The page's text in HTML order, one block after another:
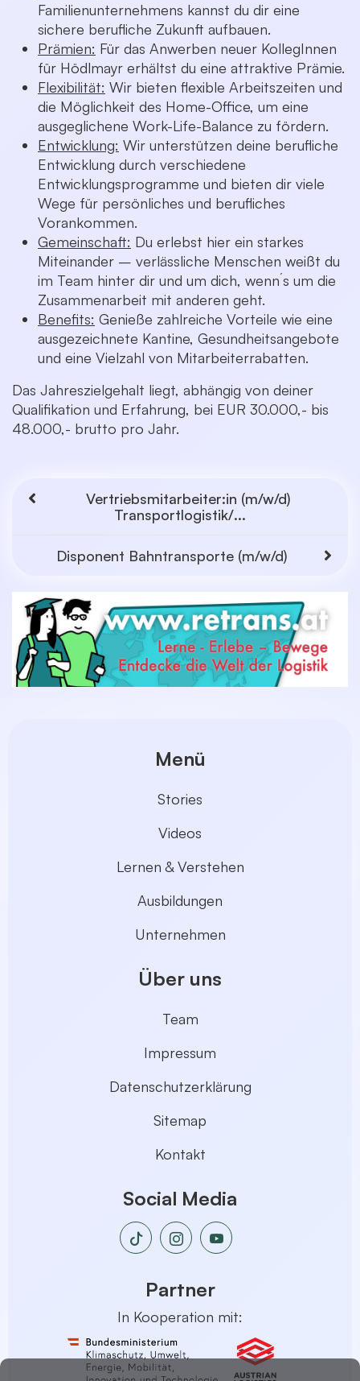
Familienunternehmens kannst du dir eine
sichere berufliche Zukunft aufbauen.
Prämien: Für das Anwerben neuer KollegInnen
für Hödlmayr erhältst du eine attraktive Prämie.
Flexibilität: Wir bieten flexible Arbeitszeiten und
die Möglichkeit des Home-Office, um eine
ausgeglichene Work-Life-Balance zu fördern.
Entwicklung: Wir unterstützen deine berufliche
Entwicklung durch verschiedene
Entwicklungsprogramme und bieten dir viele
Wege für persönliches und berufliches
Vorankommen.
Gemeinschaft: Du erlebst hier ein starkes
Miteinander – verlässliche Menschen weißt du
im Team hinter dir und um dich, wenn´s um die
Zusammenarbeit mit anderen geht.
Benefits: Genieße zahlreiche Vorteile wie eine
ausgezeichnete Kantine, Gesundheitsangebote
und eine Vielzahl von Mitarbeiterrabatten.
Das Jahreszielgehalt liegt, abhängig von deiner
Qualifikation und Erfahrung, bei EUR 30.000,- bis
48.000,- brutto pro Jahr.
Vertriebsmitarbeiter:in (m/w/d)
Transportlogistik/...
Disponent Bahntransporte (m/w/d)
Menü
Stories
Videos
Lernen & Verstehen
Ausbildungen
Unternehmen
Über uns
Team
Impressum
Datenschutzerklärung
Sitemap
Kontakt
Social Media
Partner
In Kooperation mit: